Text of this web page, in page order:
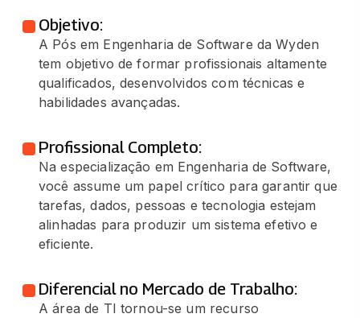
Objetivo:
A Pós em Engenharia de Software da Wyden
tem objetivo de formar profissionais altamente
qualificados, desenvolvidos com técnicas e
habilidades avançadas.
Profissional Completo:
Na especialização em Engenharia de Software,
você assume um papel crítico para garantir que
tarefas, dados, pessoas e tecnologia estejam
alinhadas para produzir um sistema efetivo e
eficiente.
Diferencial no Mercado de Trabalho:
A área de TI tornou-se um recurso